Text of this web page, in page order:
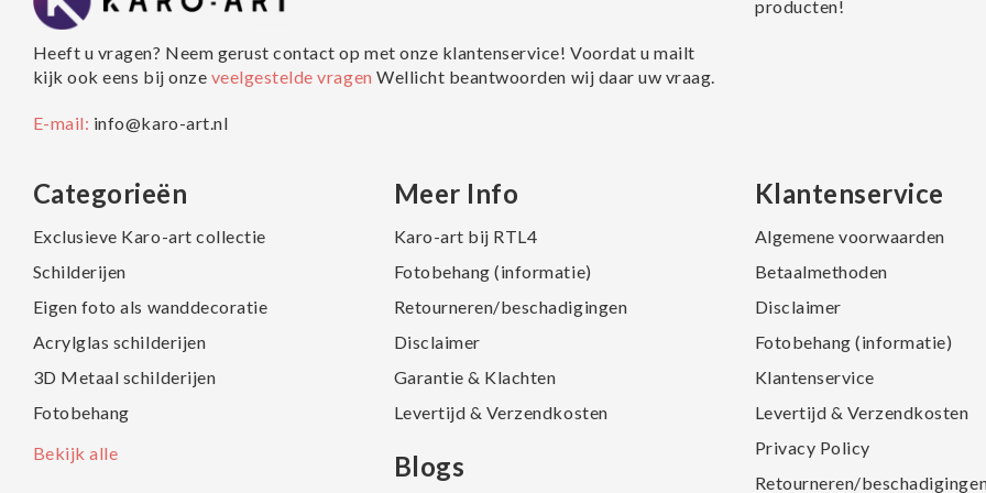
Heeft u vragen? Neem gerust contact op met onze klantenservice! Voordat u mailt
kijk ook eens bij onze veelgestelde vragenWellicht beantwoorden wij daar uw vraag.
E-mail: info@karo-art.nl
producten!
Categorieën
Exclusieve Karo-art collectie
Schilderijen
Eigen foto als wanddecoratie
Acrylglas schilderijen
3D Metaal schilderijen
Fotobehang
Bekijk alle
Meer Info
Karo-art bij RTL4
Fotobehang (informatie)
Retourneren/beschadigingen
Disclaimer
Garantie & Klachten
Levertijd & Verzendkosten
Blogs
Klantenservice
Algemene voorwaarden
Betaalmethoden
Disclaimer
Fotobehang (informatie)
Klantenservice
Levertijd & Verzendkosten
Privacy Policy
Retourneren/